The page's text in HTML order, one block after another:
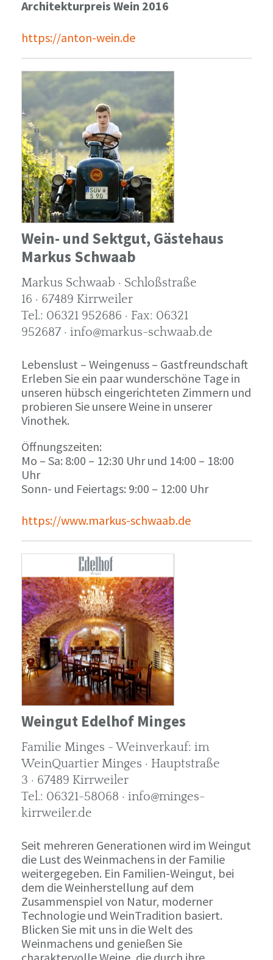
Architekturpreis Wein 2016
https://anton-wein.de
Wein- und Sektgut, Gästehaus
Markus Schwaab
Markus Schwaab · Schloßstraße
16 · 67489 Kirrweiler
Tel.: 06321 952686 · Fax: 06321
952687 · info@markus-schwaab.de
Lebenslust – Weingenuss – Gastfreundschaft
Erleben Sie ein paar wunderschöne Tage in
unseren hübsch eingerichteten Zimmern und
probieren Sie unsere Weine in unserer
Vinothek.
Öffnungszeiten:
Mo – Sa: 8:00 – 12:30 Uhr und 14:00 – 18:00
Uhr
Sonn- und Feiertags: 9:00 – 12:00 Uhr
https://www.markus-schwaab.de
Weingut Edelhof Minges
Familie Minges - Weinverkauf: im
WeinQuartier Minges · Hauptstraße
3 · 67489 Kirrweiler
Tel.: 06321-58068 · info@minges-
kirrweiler.de
Seit mehreren Generationen wird im Weingut
die Lust des Weinmachens in der Familie
weitergegeben. Ein Familien-Weingut, bei
dem die Weinherstellung auf dem
Zusammenspiel von Natur, moderner
Technologie und WeinTradition basiert.
Blicken Sie mit uns in die Welt des
Weinmachens und genießen Sie